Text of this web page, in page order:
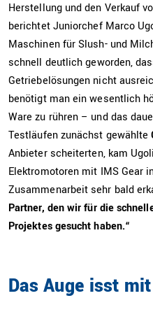
Herstellung und den Verkauf
berichtet Juniorchef Marco
Maschinen für Slush- und
schnell deutlich geworden,
Getriebelösungen nicht
benötigt man ein wesentlich
Ware zu rühren – und das
Testläufen zunächst gewählte
Anbieter scheiterten, kam
Elektromotoren mit IMS Gear
Zusammenarbeit sehr bald
Partner, den wir für die
Projektes gesucht haben.“
Das Auge isst mit